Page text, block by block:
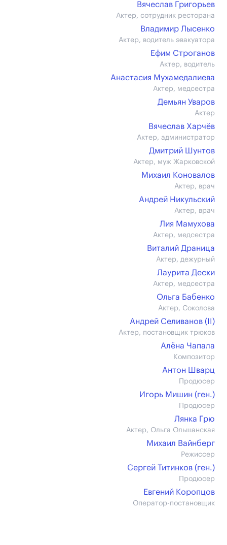
Вячеслав Григорьев
Актер, сотрудник ресторана
Владимир Лысенко
Актер, водитель эвакуатора
Ефим Строганов
Актер, водитель
Анастасия Мухамедалиева
Актер, медсестра
Демьян Уваров
Актер
Вячеслав Харчёв
Актер, администратор
Дмитрий Шунтов
Актер, муж Жарковской
Михаил Коновалов
Актер, врач
Андрей Никульский
Актер, врач
Лия Мамухова
Актер, медсестра
Виталий Драница
Актер, дежурный
Лаурита Дески
Актер, медсестра
Ольга Бабенко
Актер, Соколова
Андрей Селиванов (II)
Актер, постановщик трюков
Алёна Чапала
Композитор
Антон Шварц
Продюсер
Игорь Мишин (ген.)
Продюсер
Лянка Грю
Актер, Ольга Ольшанская
Михаил Вайнберг
Режиссер
Сергей Титинков (ген.)
Продюсер
Евгений Коропцов
Оператор-постановщик